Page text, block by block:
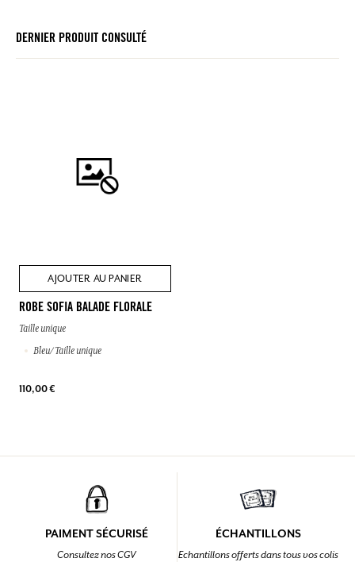
DERNIER PRODUIT CONSULTÉ
AJOUTER AU PANIER
ROBE SOFIA BALADE FLORALE
Taille unique
Bleu/ Taille unique
110,00 €
PAIMENT SÉCURISÉ
Consultez nos CGV
ÉCHANTILLONS
Echantillons offerts dans tous vos colis